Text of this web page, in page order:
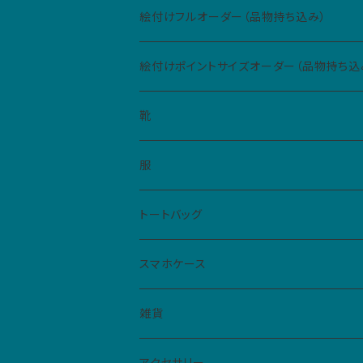
絵付けフルオーダー（品物持ち込み）
絵付けポイントサイズオーダー（品物持ち込
Sサイズ（5cm四方、2カ所まで）
Mサイズ（10cm四方、1カ所）
靴
レディース
ハイカットスニーカー
スリッポン
メンズ
ベビー・キッズ
服
Tシャツ
男女共用S
男女共用M
シャツ
レディースM
レディースL
トートバッグ
スマホケース
iPhone
クリアケース
雑貨